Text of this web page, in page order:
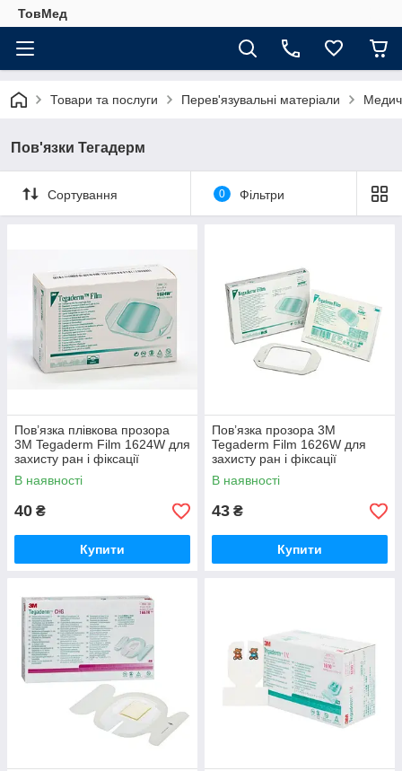
ТовМед
Товари та послуги Перев'язувальні матеріали
Пов'язки Тегадерм
Сортування 0 Фільтри
Пов’язка плівкова прозора
3M Tegaderm Film 1624W для
захисту ран і фіксації
медичних виробів, 6 × 7 см,
стерильна, №100.
В наявності
40 ₴
Купити
Пов’язка прозора 3M
Tegaderm Film 1626W для
захисту ран і фіксації
медичних виробів, 10 × 12
см, №50.
В наявності
43 ₴
Купити